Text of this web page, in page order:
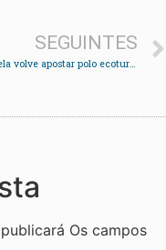
SEGUINTES
Redondela volve apostar polo ecoturismo
Os campos